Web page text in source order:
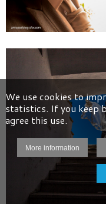
We use cookies to
statistics. If you keep
agree this use.
More information